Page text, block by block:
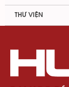
THƯ VIỆN